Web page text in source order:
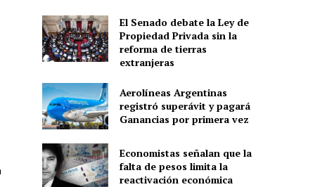
El Senado debate la Ley de
Propiedad Privada sin la
reforma de tierras
extranjeras
Aerolíneas Argentinas
registró superávit y pagará
Ganancias por primera vez
Economistas señalan que la
falta de pesos limita la
reactivación económica